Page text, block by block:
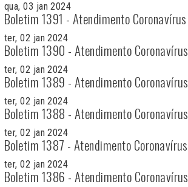
qua, 03 jan 2024
Boletim 1391 - Atendimento Coronavírus
ter, 02 jan 2024
Boletim 1390 - Atendimento Coronavírus
ter, 02 jan 2024
Boletim 1389 - Atendimento Coronavírus
ter, 02 jan 2024
Boletim 1388 - Atendimento Coronavírus
ter, 02 jan 2024
Boletim 1387 - Atendimento Coronavírus
ter, 02 jan 2024
Boletim 1386 - Atendimento Coronavírus